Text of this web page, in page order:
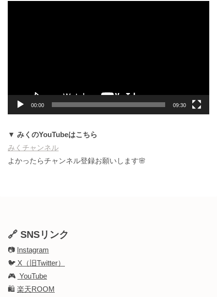
00:00 09:30
▼ みくのYouTubeはこちら
みくチャンネル
よかったらチャンネル登録お願いします🌸
🔗 SNSリンク
📷 Instagram
🐦 X（旧Twitter）
🎮 YouTube
🛍️ 楽天ROOM